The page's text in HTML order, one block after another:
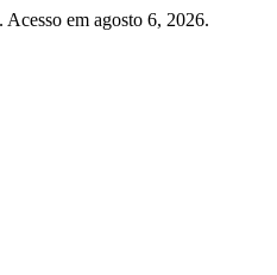
em agosto 6, 2026.